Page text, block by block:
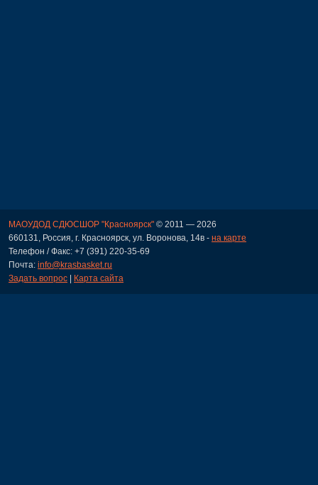
МАОУДОД СДЮСШОР "Красноярск" © 2011 — 2026
660131, Россия, г. Красноярск, ул. Воронова, 14в - на карте
Телефон / Факс: +7 (391) 220-35-69
Почта: info@krasbasket.ru
Задать вопрос
Карта сайта